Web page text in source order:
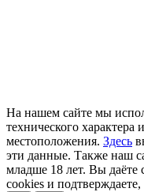
На нашем сайте мы
технического
местоположения. Здесь
эти данные. Также наш
младше 18 лет. Вы даёте
cookies и